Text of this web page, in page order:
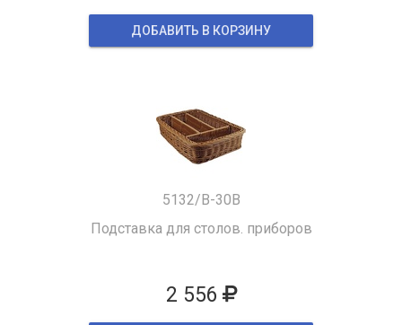
ДОБАВИТЬ В КОРЗИНУ
5132/B-30B
Подставка для столов. приборов
2 556